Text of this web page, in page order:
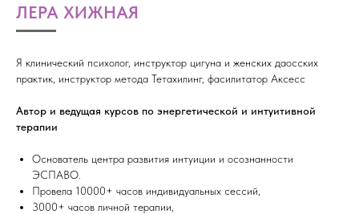
ЛЕРА ХИЖНАЯ
Я клинический психолог, инструктор цигуна и женских даосских
практик, инструктор метода Тетахилинг, фасилитатор Аксесс
Автор и ведущая курсов по энергетической и интуитивной
терапии
Основатель центра развития интуиции и осознанности
ЭСПАВО.
Провела 10000+ часов индивидуальных сессий,
3000+ часов личной терапии,